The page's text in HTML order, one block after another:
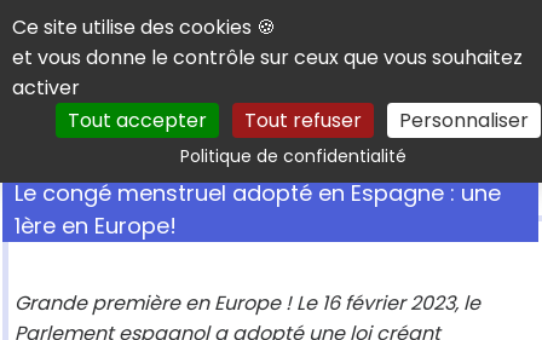
Panneau de gestion des cookies
Ce site utilise des cookies 🍪
et vous donne le contrôle sur ceux que vous souhaitez
activer
Tout accepter
Tout refuser Personnaliser
Politique de confidentialitéRechercher
Le congé menstruel adopté en Espagne : une
1ère en Europe!
Grande première en Europe ! Le 16 février 2023, le
Parlement espagnol a adopté une loi créant